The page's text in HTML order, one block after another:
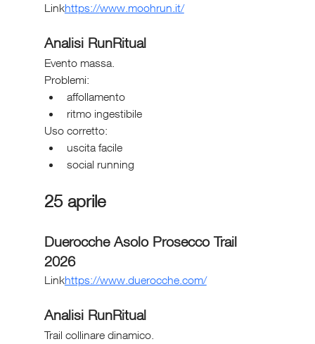
Linkhttps://www.moohrun.it/
Analisi RunRitual
Evento massa.
Problemi:
affollamento
ritmo ingestibile
Uso corretto:
uscita facile
social running
25 aprile
Duerocche Asolo Prosecco Trail
2026
Linkhttps://www.duerocche.com/
Analisi RunRitual
Trail collinare dinamico.